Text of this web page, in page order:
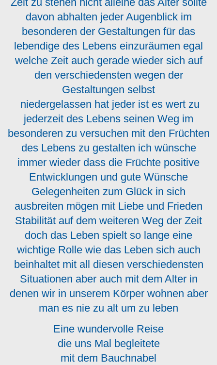
davon abhalten jeder Augenblick im
besonderen der Gestaltungen für das
lebendige des Lebens einzuräumen egal
welche Zeit auch gerade wieder sich auf
den verschiedensten wegen der
Gestaltungen selbst
niedergelassen hat jeder ist es wert zu
jederzeit des Lebens seinen Weg im
besonderen zu versuchen mit den Früchten
des Lebens zu gestalten ich wünsche
immer wieder dass die Früchte positive
Entwicklungen und gute Wünsche
Gelegenheiten zum Glück in sich
ausbreiten mögen mit Liebe und Frieden
Stabilität auf dem weiteren Weg der Zeit
doch das Leben spielt so lange eine
wichtige Rolle wie das Leben sich auch
beinhaltet mit all diesen verschiedensten
Situationen aber auch mit dem Alter in
denen wir in unserem Körper wohnen aber
man es nie zu alt um zu leben
Eine wundervolle Reise
die uns Mal begleitete
mit dem Bauchnabel